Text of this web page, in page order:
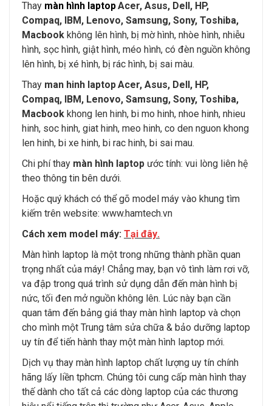
Thay màn hình laptopAcer, Asus, Dell, HP,
Compaq, IBM, Lenovo, Samsung, Sony, Toshiba,
Macbook không lên hình, bị mờ hình, nhòe hình, nhiễu
hình, sọc hình, giật hình, méo hình, có đèn nguồn không
lên hình, bị xé hình, bị rác hình, bị sai màu.
Thay man hinh laptopAcer, Asus, Dell, HP,
Compaq, IBM, Lenovo, Samsung, Sony, Toshiba,
Macbook khong len hinh, bi mo hinh, nhoe hinh, nhieu
hinh, soc hinh, giat hinh, meo hinh, co den nguon khong
len hinh, bi xe hinh, bi rac hinh, bi sai mau.
Chi phí thay màn hình laptop ước tính: vui lòng liên hệ
theo thông tin bên dưới.
Hoặc quý khách có thể gõ model máy vào khung tìm
kiếm trên website: www.hamtech.vn
Cách xem model máy: Tại đây.
Màn hình laptop là một trong những thành phần quan
trọng nhất của máy! Chẳng may, bạn vô tình làm rơi vỡ,
va đập trong quá trình sử dụng dẫn đến màn hình bị
nức, tối đen mở nguồn không lên. Lúc này bạn cần
quan tâm đến bảng giá thay màn hình laptop và chọn
cho mình một Trung tâm sửa chữa & bảo dưỡng laptop
uy tín để tiến hành thay một màn hình laptop mới.
Dịch vụ thay màn hình laptop chất lượng uy tín chính
hãng lấy liền tphcm. Chúng tôi cung cấp màn hình thay
thế dành cho tất cả các dòng laptop của các thương